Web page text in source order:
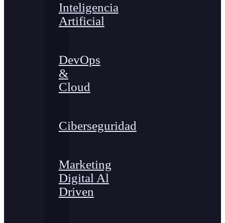
Inteligencia
Artificial
DevOps
&
Cloud
Ciberseguridad
Marketing
Digital Al
Driven